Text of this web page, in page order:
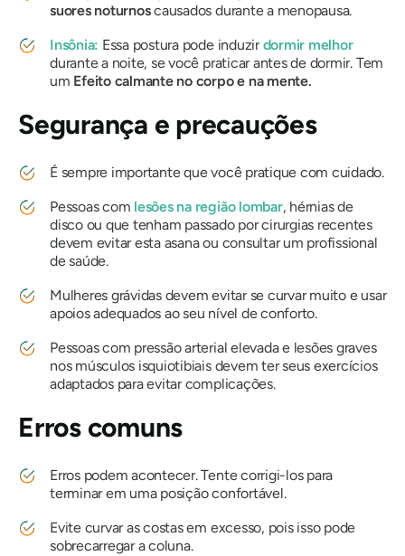
suores noturnoscausados ​​durante a menopausa.
Insônia: Essa postura pode induzir dormir melhor
durante a noite, se você praticar antes de dormir. Tem
um Efeito calmante no corpo e na mente.
Segurança e precauções
É sempre importante que você pratique com cuidado.
Pessoas com lesões na região lombar, hérnias de
disco ou que tenham passado por cirurgias recentes
devem evitar esta asana ou consultar um profissional
de saúde.
Mulheres grávidas devem evitar se curvar muito e usar
apoios adequados ao seu nível de conforto.
Pessoas com pressão arterial elevada e lesões graves
nos músculos isquiotibiais devem ter seus exercícios
adaptados para evitar complicações.
Erros comuns
Erros podem acontecer. Tente corrigi-los para
terminar em uma posição confortável.
Evite curvar as costas em excesso, pois isso pode
sobrecarregar a coluna.